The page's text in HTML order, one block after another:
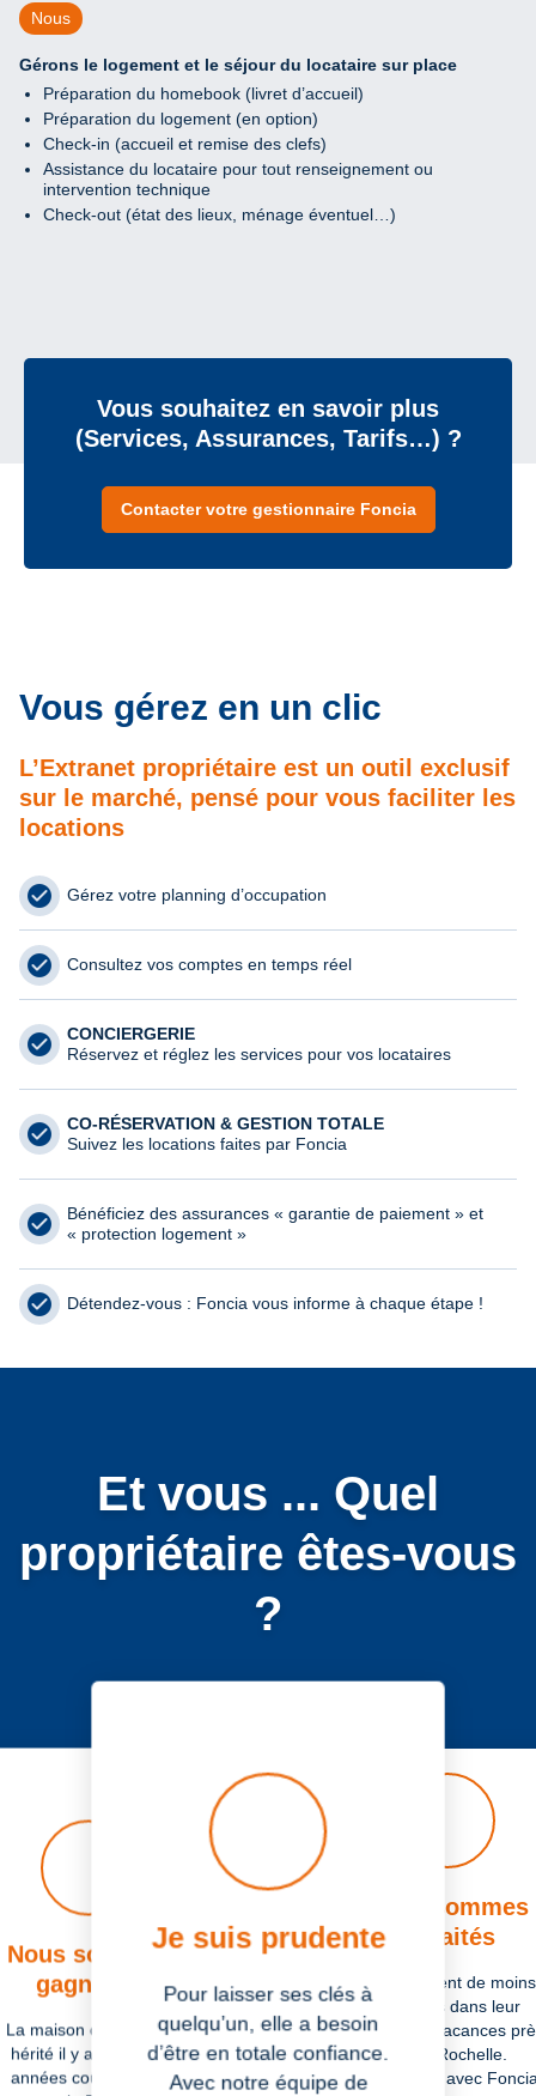
Nous
Gérons le logement et le séjour du locataire sur place
Préparation du homebook (livret d’accueil)
Préparation du logement (en option)
Check-in (accueil et remise des clefs)
Assistance du locataire pour tout renseignement ou
intervention technique
Check-out (état des lieux, ménage éventuel…)
Vous souhaitez en savoir plus
(Services, Assurances, Tarifs…) ?
Contacter votre gestionnaire Foncia
Vous gérez en un clic
L’Extranet propriétaire est un outil exclusif
sur le marché, pensé pour vous faciliter les
locations
Gérez votre planning d’occupation
Consultez vos comptes en temps réel
CONCIERGERIE
Réservez et réglez les services pour vos locataires
CO-RÉSERVATION & GESTION TOTALE
Suivez les locations faites par Foncia
Bénéficiez des assurances « garantie de paiement » et
« protection logement »
Détendez-vous : Foncia vous informe à chaque étape !
Et vous ... Quel
propriétaire êtes-vous
?
Précédent
Je suis prudente
Pour laisser ses clés à
quelqu’un, elle a besoin
d’être en totale confiance.
Avec notre équipe de
Nous sommes
retraités
Ils se rendent de moins
en moins dans leur
maison de vacances
de La Rochelle.
Aujourd’hui, avec
reposer sur quelqu’un
ponctuellement, juste
la souplesse de la
Nous sommes
gagnants
La maison dont ils ont
hérité il y a quelques
années coûte cher à
Suivant